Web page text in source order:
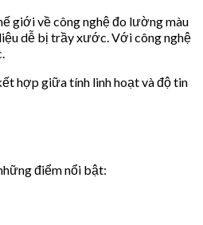
giới về công nghệ đo lường màu
dễ bị trầy xước. Với công nghệ
hợp giữa tính linh hoạt và độ tin
điểm nổi bật: